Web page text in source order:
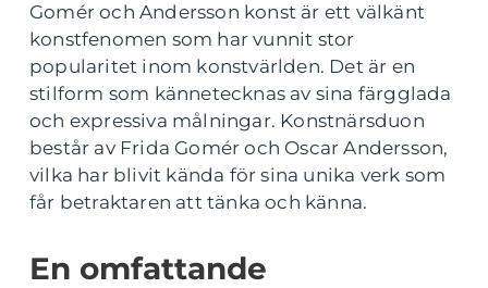
Gomér och Andersson konst är ett välkänt
konstfenomen som har vunnit stor
popularitet inom konstvärlden. Det är en
stilform som kännetecknas av sina färgglada
och expressiva målningar. Konstnärsduon
består av Frida Gomér och Oscar Andersson,
vilka har blivit kända för sina unika verk som
får betraktaren att tänka och känna.
En omfattande